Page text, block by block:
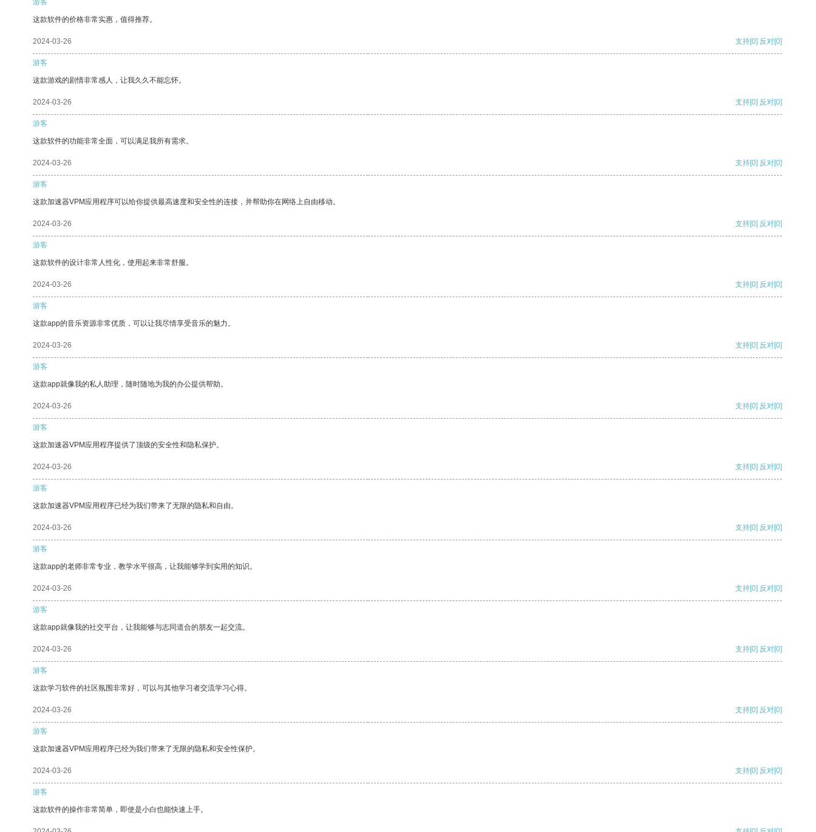
游客
这款软件的价格非常实惠，值得推荐。
2024-03-26 支持[0] 反对[0]
游客
这款游戏的剧情非常感人，让我久久不能忘怀。
2024-03-26 支持[0] 反对[0]
游客
这款软件的功能非常全面，可以满足我所有需求。
2024-03-26 支持[0] 反对[0]
游客
这款加速器VPM应用程序可以给你提供最高速度和安全性的连接，并帮助你在网络上自由移动。
2024-03-26 支持[0] 反对[0]
游客
这款软件的设计非常人性化，使用起来非常舒服。
2024-03-26 支持[0] 反对[0]
游客
这款app的音乐资源非常优质，可以让我尽情享受音乐的魅力。
2024-03-26 支持[0] 反对[0]
游客
这款app就像我的私人助理，随时随地为我的办公提供帮助。
2024-03-26 支持[0] 反对[0]
游客
这款加速器VPM应用程序提供了顶级的安全性和隐私保护。
2024-03-26 支持[0] 反对[0]
游客
这款加速器VPM应用程序已经为我们带来了无限的隐私和自由。
2024-03-26 支持[0] 反对[0]
游客
这款app的老师非常专业，教学水平很高，让我能够学到实用的知识。
2024-03-26 支持[0] 反对[0]
游客
这款app就像我的社交平台，让我能够与志同道合的朋友一起交流。
2024-03-26 支持[0] 反对[0]
游客
这款学习软件的社区氛围非常好，可以与其他学习者交流学习心得。
2024-03-26 支持[0] 反对[0]
游客
这款加速器VPM应用程序已经为我们带来了无限的隐私和安全性保护。
2024-03-26 支持[0] 反对[0]
游客
这款软件的操作非常简单，即使是小白也能快速上手。